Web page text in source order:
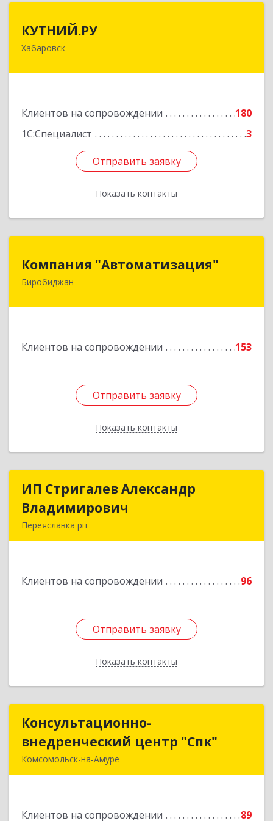
КУТНИЙ.РУ
Хабаровск
Клиентов на сопровождении
180
1С:Специалист
3
Отправить заявку
Показать контакты
680007, Хабаровский край, Хабаровск г,
Отправить заявку
Назад
Компания "Автоматизация"
Биробиджан
Клиентов на сопровождении 153
Отправить заявку
Показать контакты
679016, Еврейская Аобл, Биробиджан г,
Отправить заявку
Назад
ИП Стригалев Александр
Владимирович
Переяславка рп
Клиентов на сопровождении 96
Отправить заявку
Показать контакты
ИП Стригалев Александр
Подробнее
Отправить заявку
Назад
Консультационно-
внедренческий центр "Спк"
Комсомольск-на-Амуре
Клиентов на сопровождении
89
Консультационно-
внедренческий центр "Спк"
Подробнее